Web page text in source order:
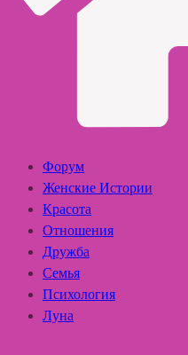
Форум
Женские Истории
Красота
Отношения
Дружба
Семья
Психология
Луна